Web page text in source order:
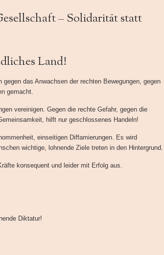
– Solidarität statt
Land!
das Anwachsen der rechten Bewegungen, gegen
gemacht.
vereinigen. Gegen die rechte Gefahr, gegen die
hilft nur geschlossenes Handeln!
einseitigen Diffamierungen. Es wird
wichtige, lohnende Ziele treten in den Hintergrund.
konsequent und leider mit Erfolg aus.
Diktatur!